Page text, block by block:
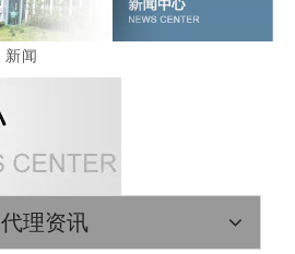
新闻
代理资讯